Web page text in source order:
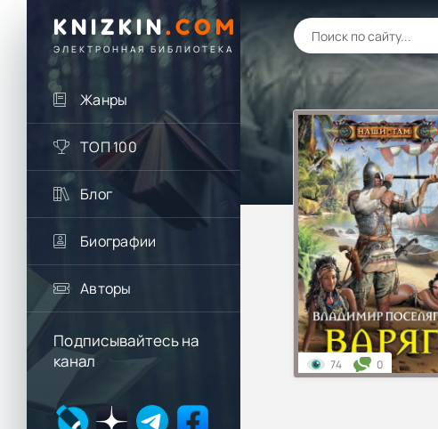
KNIZKIN. COM
ЭЛЕКТРОННАЯ БИБЛИОТЕКА
Жанры
ТОП 100
Блог
Биографии
Авторы
Подписывайтесь на
канал
74
0